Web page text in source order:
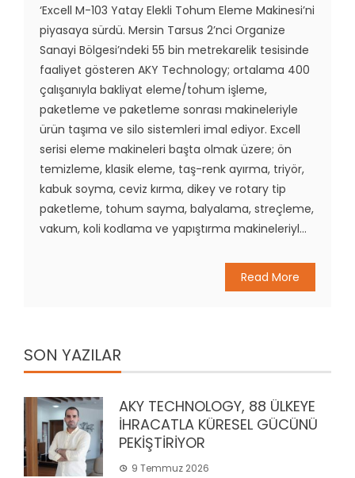
‘Excell M-103 Yatay Elekli Tohum Eleme Makinesi’ni
piyasaya sürdü. Mersin Tarsus 2’nci Organize
Sanayi Bölgesi’ndeki 55 bin metrekarelik tesisinde
faaliyet gösteren AKY Technology; ortalama 400
çalışanıyla bakliyat eleme/tohum işleme,
paketleme ve paketleme sonrası makineleriyle
ürün taşıma ve silo sistemleri imal ediyor. Excell
serisi eleme makineleri başta olmak üzere; ön
temizleme, klasik eleme, taş-renk ayırma, triyör,
kabuk soyma, ceviz kırma, dikey ve rotary tip
paketleme, tohum sayma, balyalama, streçleme,
vakum, koli kodlama ve yapıştırma makineleriyl...
Read More
SON YAZILAR
AKY TECHNOLOGY, 88 ÜLKEYE
İHRACATLA KÜRESEL GÜCÜNÜ
PEKİŞTİRİYOR
9 Temmuz 2026